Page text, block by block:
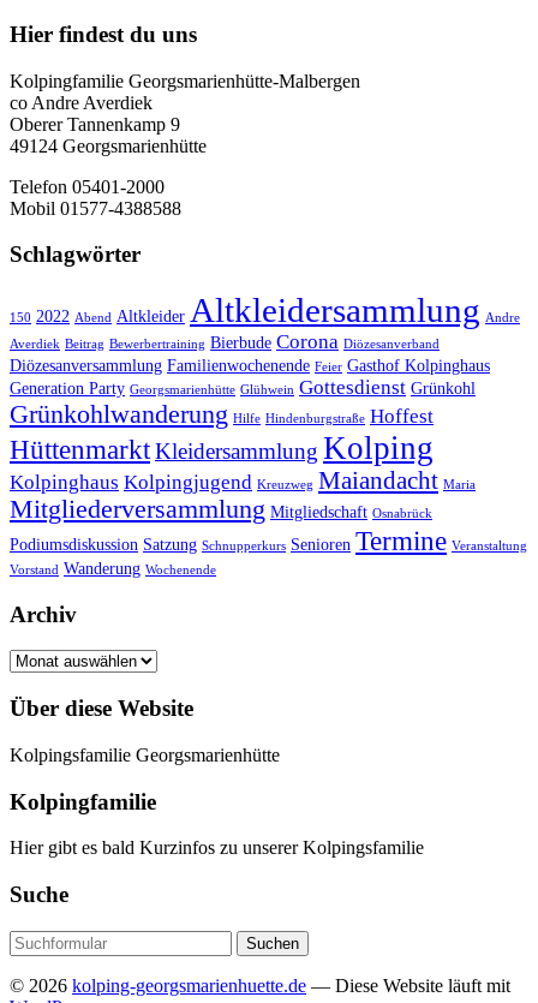
Hier findest du uns
Kolpingfamilie Georgsmarienhütte-Malbergen
co Andre Averdiek
Oberer Tannenkamp 9
49124 Georgsmarienhütte
Telefon 05401-2000
Mobil 01577-4388588
Schlagwörter
150 2022 Abend Altkleider Altkleidersammlung Andre
Averdiek Beitrag Bewerbertraining Bierbude Corona Diözesanverband
Diözesanversammlung Familienwochenende Feier Gasthof Kolpinghaus
Generation Party Georgsmarienhütte Glühwein Gottesdienst Grünkohl
Grünkohlwanderung Hilfe Hindenburgstraße Hoffest
HüttenmarktKleidersammlung Kolping
Kolpinghaus Kolpingjugend Kreuzweg Maiandacht Maria
Mitgliederversammlung Mitgliedschaft Osnabrück
Podiumsdiskussion Satzung Schnupperkurs Senioren Termine Veranstaltung
Vorstand Wanderung Wochenende
Archiv
Archiv
Über diese Website
Kolpingsfamilie Georgsmarienhütte
Kolpingfamilie
Hier gibt es bald Kurzinfos zu unserer Kolpingsfamilie
Suche
Suchen
nach:
© 2026 kolping-georgsmarienhuette.de — Diese Website läuft mit